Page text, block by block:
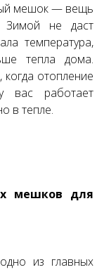
мешок — вещь
Зимой не даст
температура,
тепла дома.
отопление
вас работает
в тепле.
мешков для
из главных